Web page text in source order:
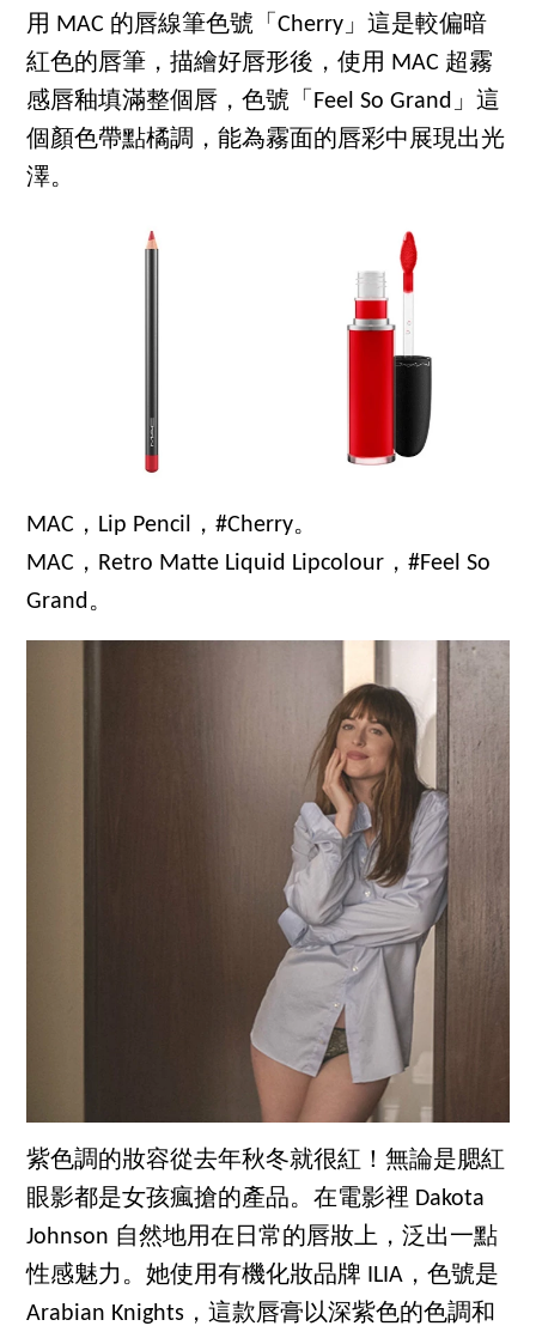
用 MAC 的唇線筆色號「Cherry」這是較偏暗
紅色的唇筆，描繪好唇形後，使用 MAC 超霧
感唇釉填滿整個唇，色號「Feel So Grand」這
個顏色帶點橘調，能為霧面的唇彩中展現出光
澤。
MAC，Lip Pencil，#Cherry。
MAC，Retro Matte Liquid Lipcolour，#Feel So
Grand。
紫色調的妝容從去年秋冬就很紅！無論是腮紅
眼影都是女孩瘋搶的產品。在電影裡 Dakota
Johnson 自然地用在日常的唇妝上，泛出一點
性感魅力。她使用有機化妝品牌 ILIA，色號是
Arabian Knights，這款唇膏以深紫色的色調和